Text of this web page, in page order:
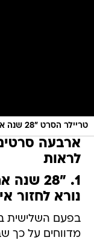
טריילר הסרט "28 שנה אחרי"
ארבעה
לראות
1. "28
נורא לחזור
בפעם השלישית
מדווחים על כך